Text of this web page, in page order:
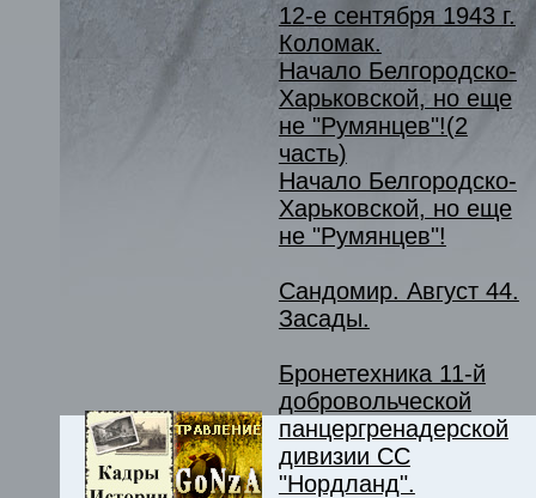
12-е сентября 1943 г.
Коломак.
Начало Белгородско-
Харьковской, но еще
не "Румянцев"!(2
часть)
Начало Белгородско-
Харьковской, но еще
не "Румянцев"!
Сандомир. Август 44.
Засады.
Бронетехника 11-й
добровольческой
панцергренадерской
дивизии СС
"Нордланд".